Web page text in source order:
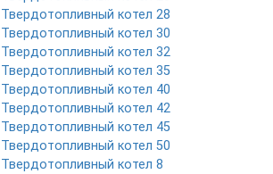
Твердотопливный котел 28
Твердотопливный котел 30
Твердотопливный котел 32
Твердотопливный котел 35
Твердотопливный котел 40
Твердотопливный котел 42
Твердотопливный котел 45
Твердотопливный котел 50
Твердотопливный котел 8